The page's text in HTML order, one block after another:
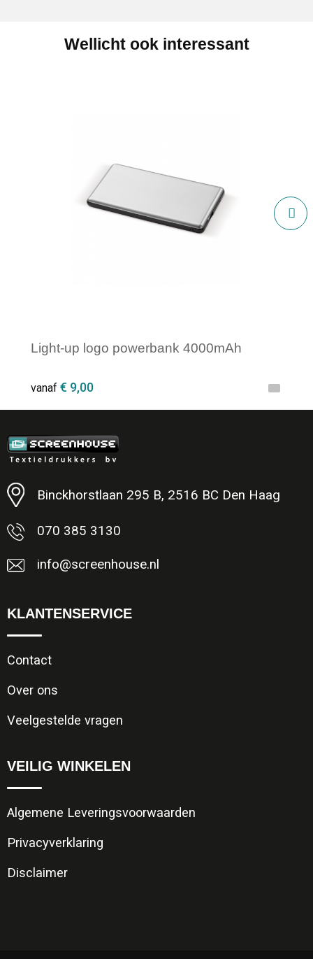
Wellicht ook interessant
Light-up logo powerbank 4000mAh
vanaf € 9,00
Minimale afname: 1
Binckhorstlaan 295 B, 2516 BC Den Haag
070 385 3130
info@screenhouse.nl
KLANTENSERVICE
Contact
Over ons
Veelgestelde vragen
VEILIG WINKELEN
Algemene Leveringsvoorwaarden
Privacyverklaring
Disclaimer